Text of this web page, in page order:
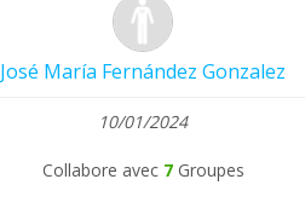
José María Fernández Gonzalez
10/01/2024
Collabore avec 7 Groupes